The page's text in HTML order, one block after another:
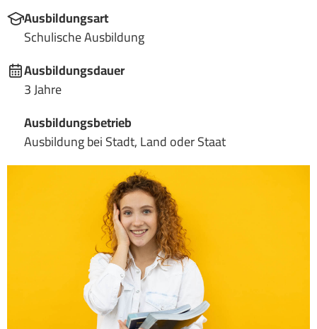
Ausbildungsart
Schulische Ausbildung
Ausbildungsdauer
3 Jahre
Ausbildungsbetrieb
Ausbildung bei Stadt, Land oder Staat